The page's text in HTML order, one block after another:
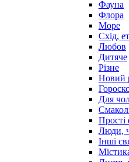
Фауна
Флора
Море
Схід,
Любов
Дитяче
Різне
Новий
Для
Люди,
Інші